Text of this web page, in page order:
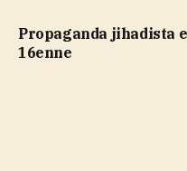
propaganda jihadista e neonazista, arrestato
16enne